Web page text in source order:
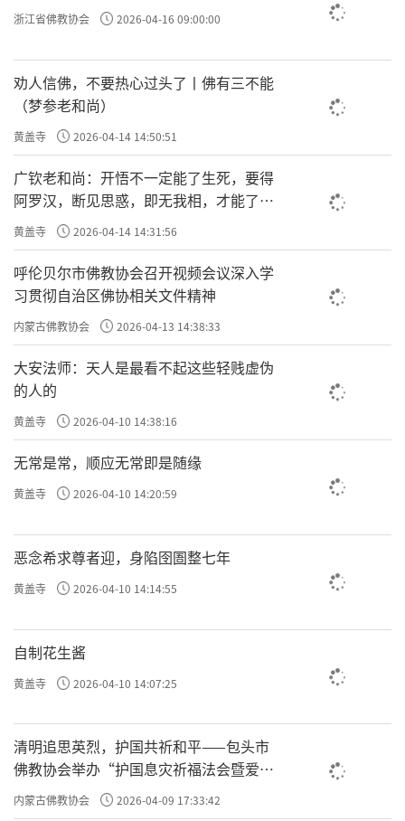
浙江省佛教协会 2026-04-16 09:00:00
劝人信佛，不要热心过头了丨佛有三不能
（梦参老和尚）
黄盖寺 2026-04-14 14:50:51
广钦老和尚：开悟不一定能了生死，要得
阿罗汉，断见思惑，即无我相，才能了生
死
黄盖寺 2026-04-14 14:31:56
呼伦贝尔市佛教协会召开视频会议深入学
习贯彻自治区佛协相关文件精神
内蒙古佛教协会 2026-04-13 14:38:33
大安法师：天人是最看不起这些轻贱虚伪
的人的
黄盖寺 2026-04-10 14:38:16
无常是常，顺应无常即是随缘
黄盖寺 2026-04-10 14:20:59
恶念希求尊者迎，身陷囹圄整七年
黄盖寺 2026-04-10 14:14:55
自制花生酱
黄盖寺 2026-04-10 14:07:25
清明追思英烈，护国共祈和平——包头市
佛教协会举办“护国息灾祈福法会暨爱国
主义电影观影活动”
内蒙古佛教协会 2026-04-09 17:33:42